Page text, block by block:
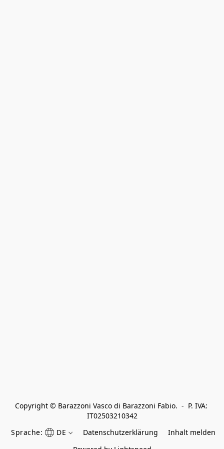
Copyright © Barazzoni Vasco di Barazzoni Fabio.  -  P. IVA:
IT02503210342
Sprache:
DE Datenschutzerklärung
Inhalt melden